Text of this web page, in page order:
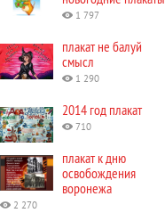
1 797
плакат не балуй
смысл
1 290
2014 год плакат
710
плакат к дню
освобождения
воронежа
2 270